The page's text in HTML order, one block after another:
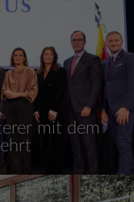
mit dem